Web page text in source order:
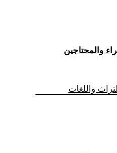
والمحتاجين
واللغات